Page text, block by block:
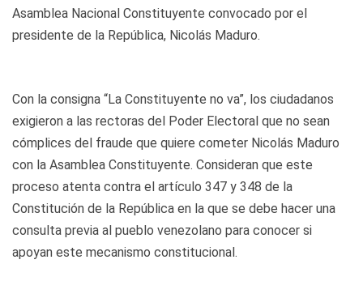
Asamblea Nacional Constituyente convocado por el
presidente de la República, Nicolás Maduro.
Con la consigna “La Constituyente no va”, los ciudadanos
exigieron a las rectoras del Poder Electoral que no sean
cómplices del fraude que quiere cometer Nicolás Maduro
con la Asamblea Constituyente. Consideran que este
proceso atenta contra el artículo 347 y 348 de la
Constitución de la República en la que se debe hacer una
consulta previa al pueblo venezolano para conocer si
apoyan este mecanismo constitucional.